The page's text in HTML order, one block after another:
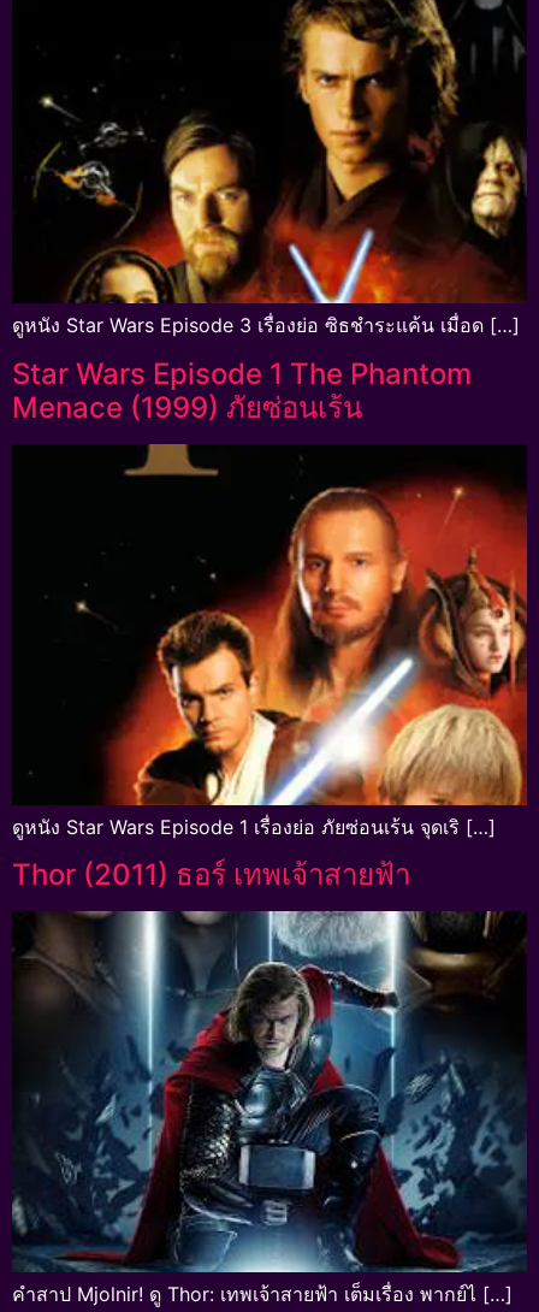
ดูหนัง Star Wars Episode 3 เรื่องย่อ ซิธชำระแค้น เมื่อด […]
Star Wars Episode 1 The Phantom
Menace (1999) ภัยซ่อนเร้น
ดูหนัง Star Wars Episode 1 เรื่องย่อ ภัยซ่อนเร้น จุดเริ […]
Thor (2011) ธอร์ เทพเจ้าสายฟ้า
คำสาป Mjolnir! ดู Thor: เทพเจ้าสายฟ้า เต็มเรื่อง พากย์ไ […]